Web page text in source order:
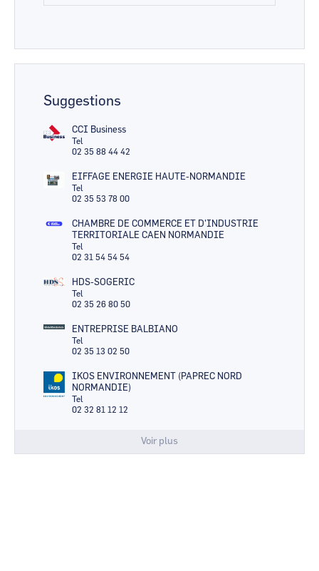
Suggestions
CCI Business
Tel
02 35 88 44 42
EIFFAGE ENERGIE HAUTE-NORMANDIE
Tel
02 35 53 78 00
CHAMBRE DE COMMERCE ET D'INDUSTRIE
TERRITORIALE CAEN NORMANDIE
Tel
02 31 54 54 54
HDS-SOGERIC
Tel
02 35 26 80 50
ENTREPRISE BALBIANO
Tel
02 35 13 02 50
IKOS ENVIRONNEMENT (PAPREC NORD
NORMANDIE)
Tel
02 32 81 12 12
Voir plus